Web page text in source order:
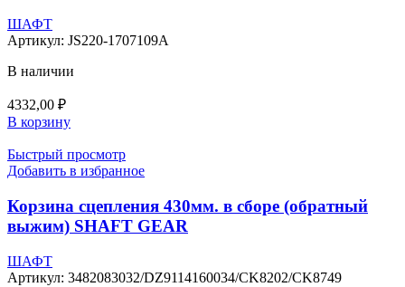
ШАФТ
Артикул: JS220-1707109A
В наличии
4332,00 ₽
В корзину
Быстрый просмотр
Добавить в избранное
Корзина сцепления 430мм. в сборе (обратный
выжим) SHAFT GEAR
ШАФТ
Артикул: 3482083032/DZ9114160034/CK8202/CK8749